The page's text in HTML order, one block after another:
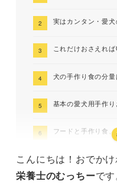
実はカンタン・愛
これだけおさえれ
犬の手作り食の分量
基本の愛犬用手作
フードと手作り食
気軽に犬の手作り
こんにちは！おでか
栄養士のむっちーです